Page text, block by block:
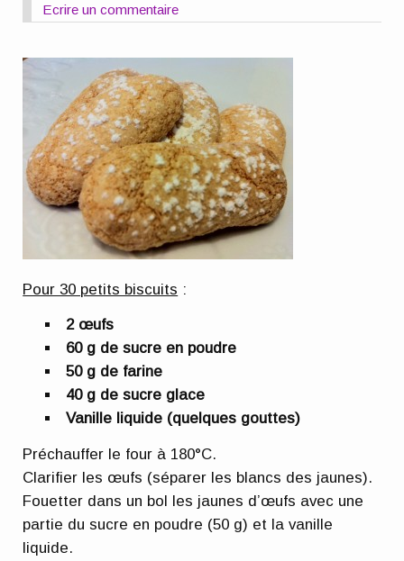
Ecrire un commentaire
Pour 30 petits biscuits :
2 œufs
60 g de sucre en poudre
50 g de farine
40 g de sucre glace
Vanille liquide (quelques gouttes)
Préchauffer le four à 180°C.
Clarifier les œufs (séparer les blancs des jaunes).
Fouetter dans un bol les jaunes d’œufs avec une
partie du sucre en poudre (50 g) et la vanille
liquide.